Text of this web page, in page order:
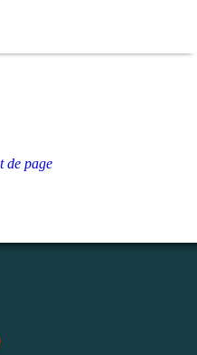
de page